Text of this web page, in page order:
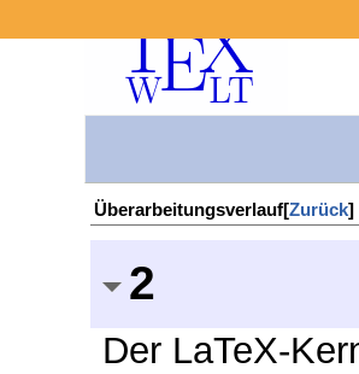
Überarbeitungsverlauf[Zurück]
2
Der LaTeX-